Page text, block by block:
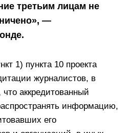
третьим лицам не
—
1) пункта 10 проекта
журналистов, в
аккредитованный
информацию,
его